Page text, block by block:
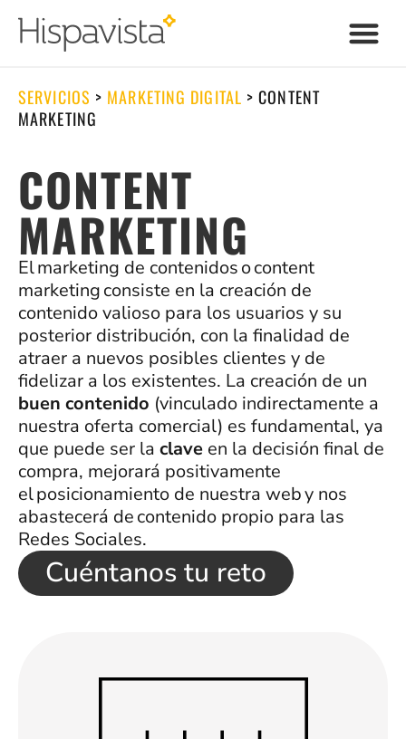
SERVICIOS > MARKETING DIGITAL >CONTENT
MARKETING
CONTENT
MARKETING
El marketing de contenidos o content
marketing consiste en la creación de
contenido valioso para los usuarios y su
posterior distribución, con la finalidad de
atraer a nuevos posibles clientes y de
fidelizar a los existentes. La creación de un
buen contenido (vinculado indirectamente a
nuestra oferta comercial) es fundamental, ya
que puede ser la clave en la decisión final de
compra, mejorará positivamente
el posicionamiento de nuestra web y nos
abastecerá de contenido propio para las
Redes Sociales.
Cuéntanos tu reto